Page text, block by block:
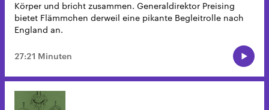
Körper und bricht zusammen. Generaldirektor Preising
bietet Flämmchen derweil eine pikante Begleitrolle nach
England an.
27:21 Minuten